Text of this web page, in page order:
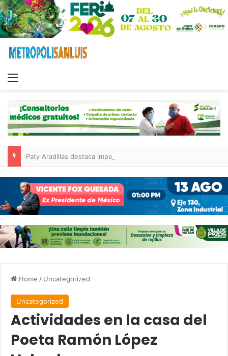
Home / Uncategorized
Uncategorized
Actividades en la casa del
Poeta Ramón López